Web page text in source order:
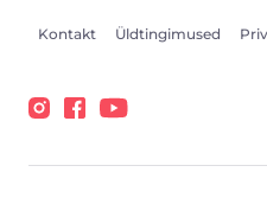
Kontakt Üldtingimused